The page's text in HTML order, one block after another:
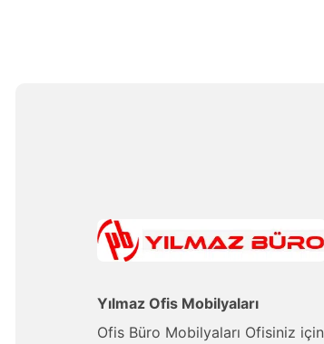
Yılmaz Ofis Mobilyaları
Ofis Büro Mobilyaları Ofisiniz için